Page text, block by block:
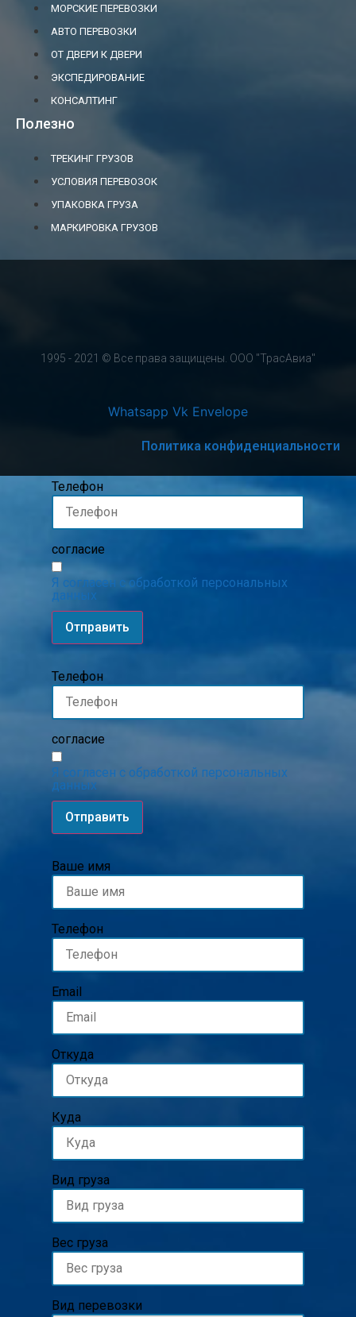
МОРСКИЕ ПЕРЕВОЗКИ
АВТО ПЕРЕВОЗКИ
ОТ ДВЕРИ К ДВЕРИ
ЭКСПЕДИРОВАНИЕ
КОНСАЛТИНГ
Полезно
ТРЕКИНГ ГРУЗОВ
УСЛОВИЯ ПЕРЕВОЗОК
УПАКОВКА ГРУЗА
МАРКИРОВКА ГРУЗОВ
1995 - 2021 © Все права защищены. ООО "ТрасАвиа"
Whatsapp Vk Envelope
Политика конфиденциальности
Телефон
согласие
Я согласен с обработкой персональных
данных
Отправить
Телефон
согласие
Я согласен с обработкой персональных
данных
Отправить
Ваше имя
Телефон
Email
Откуда
Куда
Вид груза
Вес груза
Вид перевозки